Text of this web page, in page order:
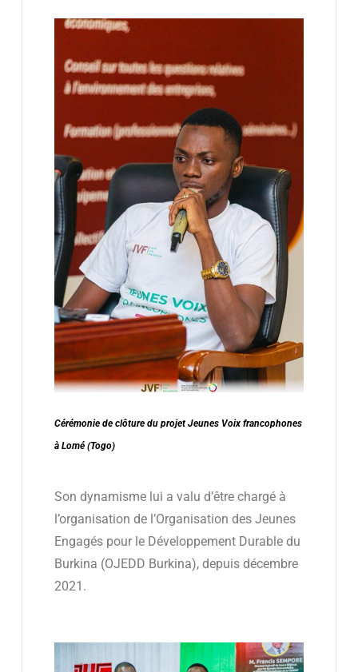
Cérémonie de clôture du projet Jeunes Voix francophones
à Lomé (Togo)
Son dynamisme lui a valu d’être chargé à
l’organisation de l’Organisation des Jeunes
Engagés pour le Développement Durable du
Burkina (OJEDD Burkina), depuis décembre
2021.